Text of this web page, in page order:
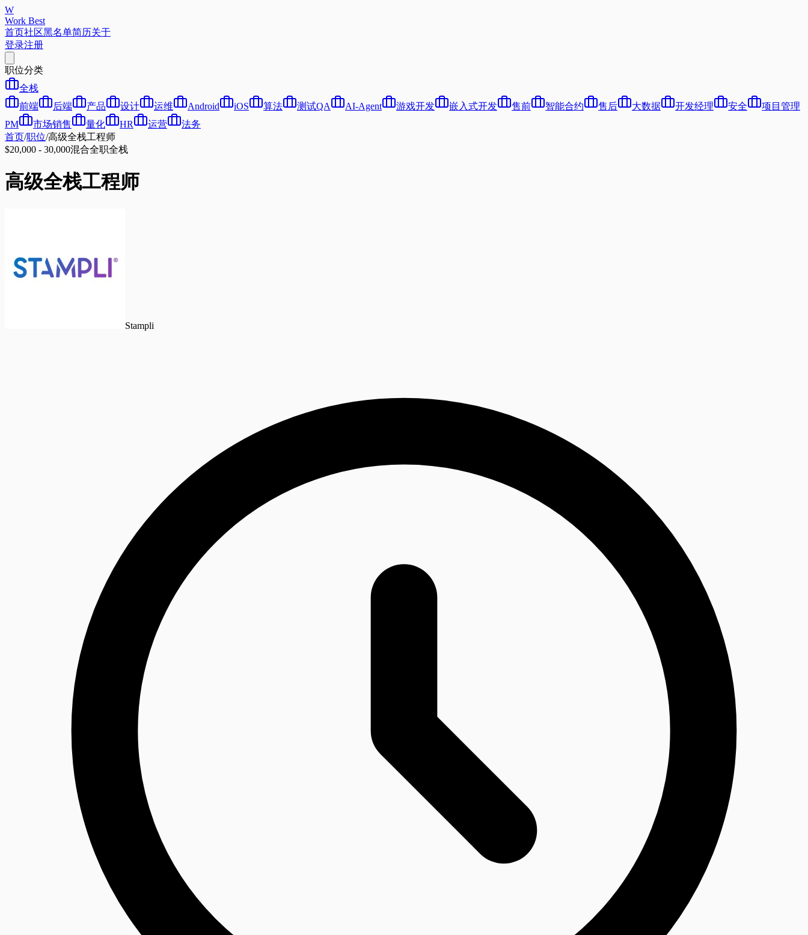
W
Work Best
首页社区黑名单简历关于
登录注册
职位分类
全栈
前端
后端 产品 设计 运维 Android iOS 算法 测试QA AI-Agent 游戏开发 嵌入式开发 售前 智能合约 售后 大数据 开发经理 安全
项目管理
PM
市场销售 量化 HR 运营
法务
首页/职位/高级全栈工程师
$20,000 - 30,000混合全职全栈
高级全栈工程师
Stampli